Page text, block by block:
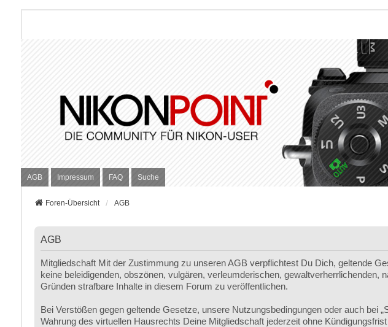
AGB Impressum FAQ Suche
Foren-Übersicht AGB
AGB
Mitgliedschaft Mit der Zustimmung zu unseren AGB verpflichtest Du Dich, geltende
keine beleidigenden, obszönen, vulgären, verleumderischen,
Gründen strafbare Inhalte in diesem Forum zu veröffentlichen.
Bei Verstößen gegen geltende Gesetze, unsere Nutzungsbedingungen oder auch bei
Wahrung des virtuellen Hausrechts Deine Mitgliedschaft jederzeit ohne